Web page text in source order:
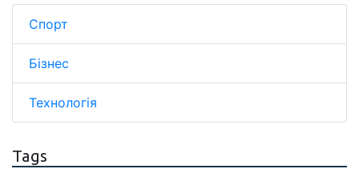
Спорт
Бізнес
Технологія
Tags